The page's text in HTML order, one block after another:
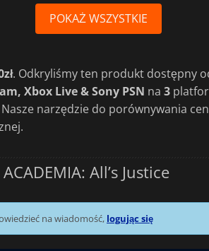
POKAŻ WSZYSTKIE
. Odkryliśmy ten produkt dostępny
Xbox Live & Sony PSN na 3
narzędzie do porównywania
All’s Justice
na wiadomość, logując się